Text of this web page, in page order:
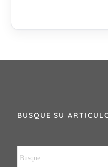
BUSQUE SU